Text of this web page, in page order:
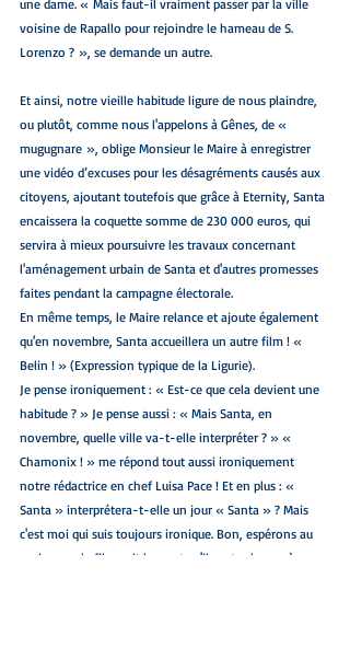
une dame. « Mais faut-il vraiment passer par la ville
voisine de Rapallo pour rejoindre le hameau de S.
Lorenzo ? », se demande un autre.
Et ainsi, notre vieille habitude ligure de nous plaindre,
ou plutôt, comme nous l'appelons à Gênes, de «
mugugnare », oblige Monsieur le Maire à enregistrer
une vidéo d’excuses pour les désagréments causés aux
citoyens, ajoutant toutefois que grâce à Eternity, Santa
encaissera la coquette somme de 230 000 euros, qui
servira à mieux poursuivre les travaux concernant
l'aménagement urbain de Santa et d'autres promesses
faites pendant la campagne électorale.
En même temps, le Maire relance et ajoute également
qu'en novembre, Santa accueillera un autre film ! «
Belin ! » (Expression typique de la Ligurie).
Je pense ironiquement : « Est-ce que cela devient une
habitude ? » Je pense aussi : « Mais Santa, en
novembre, quelle ville va-t-elle interpréter ? » «
Chamonix ! » me répond tout aussi ironiquement
notre rédactrice en chef Luisa Pace ! Et en plus : «
Santa » interprétera-t-elle un jour « Santa » ? Mais
c'est moi qui suis toujours ironique. Bon, espérons au
moins que le film soit beau et qu'il porte chance à ma